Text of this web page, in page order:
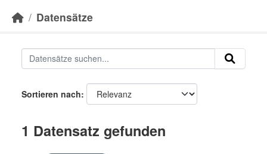
Datensätze
Sortieren nach
1 Datensatz gefunden